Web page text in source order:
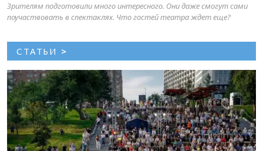
Зрителям подготовили много интересного. Они даже смогут сами
поучаствовать в спектаклях. Что гостей театра ждет еще?
СТАТЬИ >